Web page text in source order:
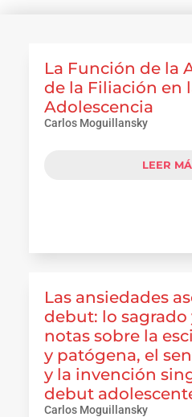
La Función de la
de la Filiación en
Adolescencia
Carlos Moguillansky
LEER
Las ansiedades
debut: lo sagrado
notas sobre la
y patógena, el
y la invención
debut
Carlos Moguillansky